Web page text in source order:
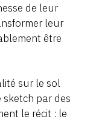
de leur
leur
être
sur le sol
sketch par des
le récit : le